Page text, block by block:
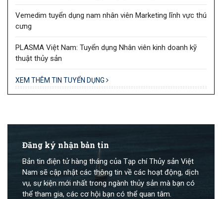
Vemedim tuyển dụng nam nhân viên Marketing lĩnh vực thú
cưng
PLASMA Việt Nam: Tuyển dụng Nhân viên kinh doanh kỹ
thuật thủy sản
XEM THÊM TIN TUYỂN DỤNG
Đăng ký nhận bản tin
Bản tin điện tử hàng tháng của Tạp chí Thủy sản Việt
Nam sẽ cập nhật các thông tin về các hoạt động, dịch
vụ, sự kiện mới nhất trong ngành thủy sản mà bạn có
thể tham gia, các cơ hội bạn có thể quan tâm.